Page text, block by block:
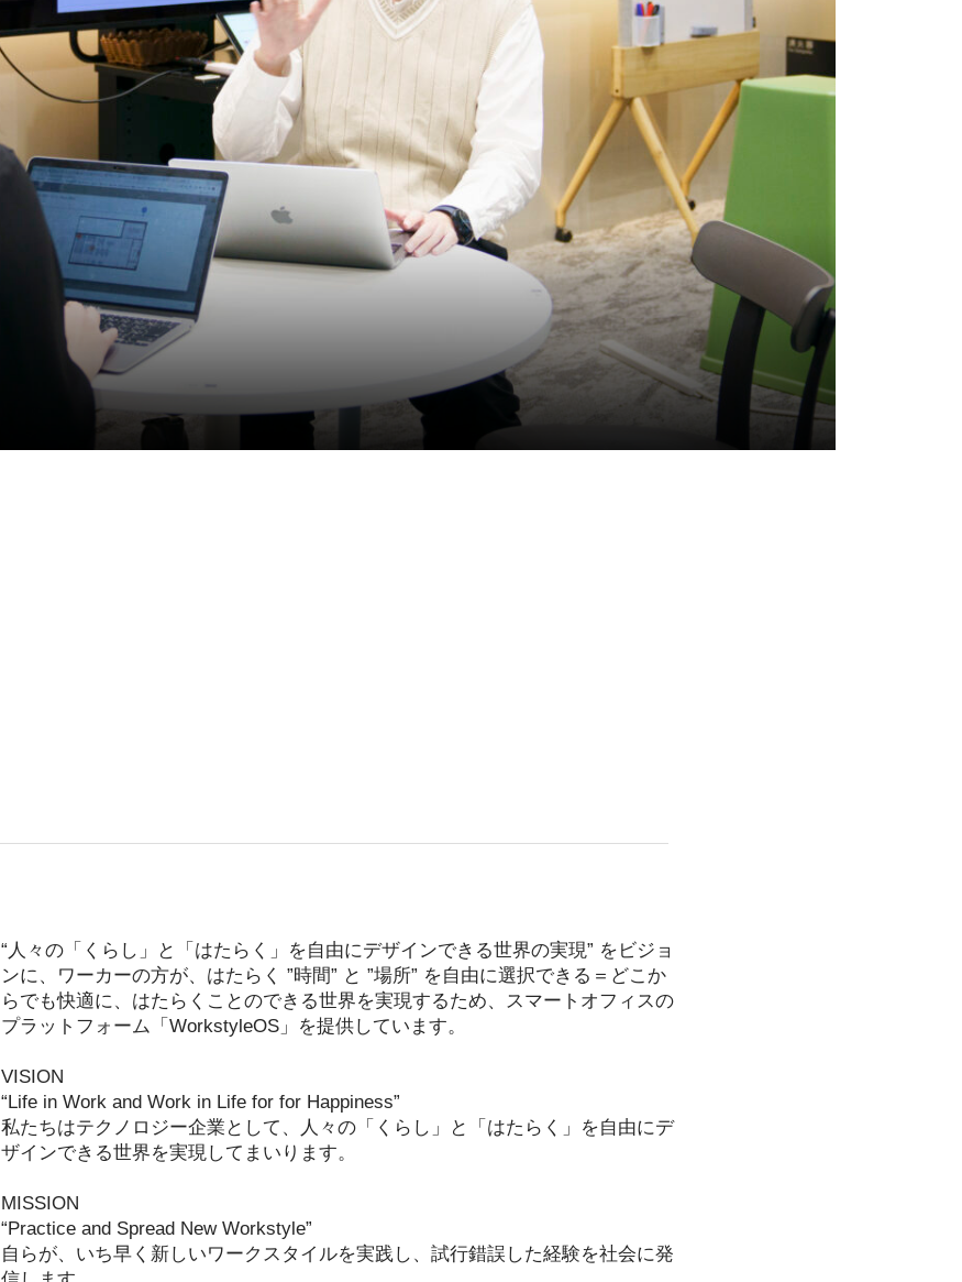
“人々の「くらし」と「はたらく」を自由にデザインできる世界の実現” をビジョ
ンに、ワーカーの方が、はたらく ”時間” と ”場所” を自由に選択できる＝どこか
らでも快適に、はたらくことのできる世界を実現するため、スマートオフィスの
プラットフォーム「WorkstyleOS」を提供しています。
VISION
“Life in Work and Work in Life for for Happiness”
私たちはテクノロジー企業として、人々の「くらし」と「はたらく」を自由にデ
ザインできる世界を実現してまいります。
MISSION
“Practice and Spread New Workstyle”
自らが、いち早く新しいワークスタイルを実践し、試行錯誤した経験を社会に発